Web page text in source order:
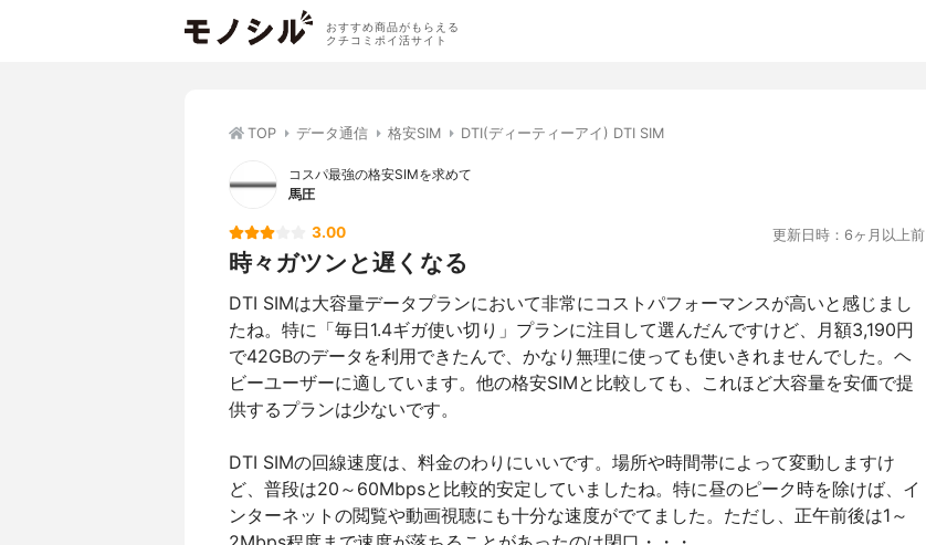
おすすめ商品がもらえる
クチコミポイ活サイト
TOP データ通信 格安SIM DTI(ディーティーアイ) DTI SIM
コスパ最強の格安SIMを求めて
馬圧
3.00 更新日時：6ヶ月以上前
時々ガツンと遅くなる
DTI SIMは大容量データプランにおいて非常にコストパフォーマンスが高いと感じまし
たね。特に「毎日1.4ギガ使い切り」プランに注目して選んだんですけど、月額3,190円
で42GBのデータを利用できたんで、かなり無理に使っても使いきれませんでした。ヘ
ビーユーザーに適しています。他の格安SIMと比較しても、これほど大容量を安価で提
供するプランは少ないです。
DTI SIMの回線速度は、料金のわりにいいです。場所や時間帯によって変動しますけ
ど、普段は20～60Mbpsと比較的安定していましたね。特に昼のピーク時を除けば、イ
ンターネットの閲覧や動画視聴にも十分な速度がでてました。ただし、正午前後は1～